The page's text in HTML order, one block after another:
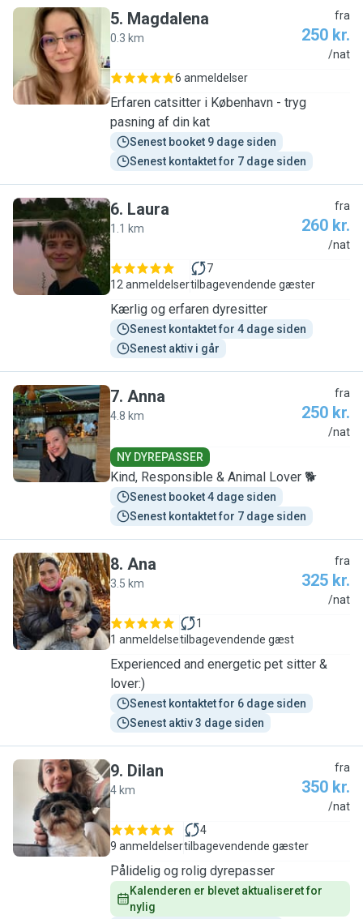
M
5. Magdalena
0.3 km
fra
250 kr.
/nat
6 anmeldelser
Erfaren catsitter i København - tryg
pasning af din kat
Senest booket 9 dage siden
Senest kontaktet for 7 dage siden
L
6. Laura
1.1 km
fra
260 kr.
/nat
12 anmeldelser
7
tilbagevendende gæster
Kærlig og erfaren dyresitter
Senest kontaktet for 4 dage siden
Senest aktiv i går
A
7. Anna
4.8 km
fra
250 kr.
/nat
NY DYREPASSER
Kind, Responsible & Animal Lover 🐕
Senest booket 4 dage siden
Senest kontaktet for 7 dage siden
A
8. Ana
3.5 km
fra
325 kr.
/nat
1 anmeldelse
1
tilbagevendende gæst
Experienced and energetic pet sitter &
lover:)
Senest kontaktet for 6 dage siden
Senest aktiv 3 dage siden
D
9. Dilan
4 km
fra
350 kr.
/nat
9 anmeldelser
4
tilbagevendende gæster
Pålidelig og rolig dyrepasser
Kalenderen er blevet aktualiseret for
nylig